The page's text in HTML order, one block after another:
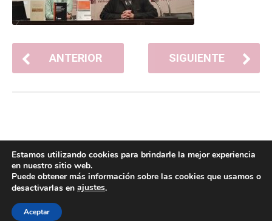
ANTERIOR SIGUIENTE
POLÍTICA DE COOKIES POLÍTICA DE PRIVACIDAD
© 2026 ACMS.
Estamos utilizando cookies para brindarle la mejor experiencia
en nuestro sitio web.
Puede obtener más información sobre las cookies que usamos o
desactivarlas en ajustes.
Aceptar